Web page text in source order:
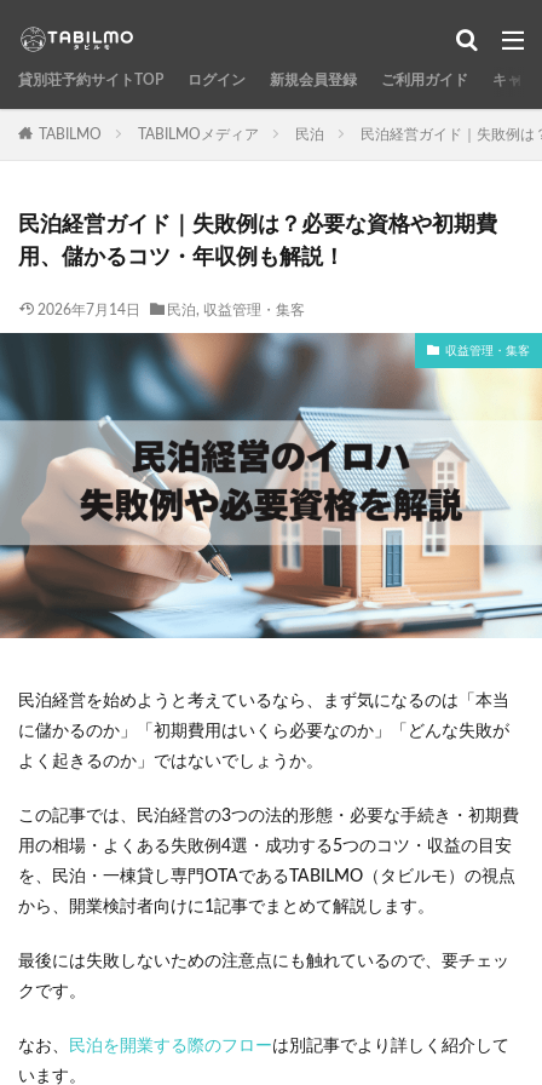
貸別荘予約サイトTOP ログイン 新規会員登録 ご利用ガイド キャン
TABILMO TABILMOメディア 民泊 民泊経営ガイド｜失敗例
民泊経営ガイド｜失敗例は？必要な資格や初期費
用、儲かるコツ・年収例も解説！
2026年7月14日 民泊, 収益管理・集客
収益管理・集客
民泊経営を始めようと考えているなら、まず気になるのは「本当
に儲かるのか」「初期費用はいくら必要なのか」「どんな失敗が
よく起きるのか」ではないでしょうか。
この記事では、民泊経営の3つの法的形態・必要な手続き・初期費
用の相場・よくある失敗例4選・成功する5つのコツ・収益の目安
を、民泊・一棟貸し専門OTAであるTABILMO（タビルモ）の視点
から、開業検討者向けに1記事でまとめて解説します。
最後には失敗しないための注意点にも触れているので、要チェッ
クです。
なお、 民泊を開業する際のフローは別記事でより詳しく紹介して
います。